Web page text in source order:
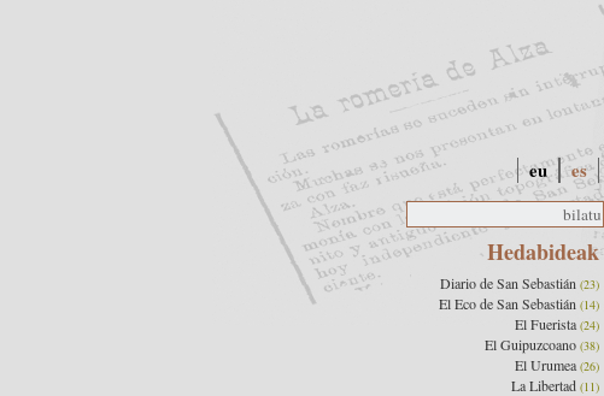
eu es
Hedabideak
Diario de San Sebastián (23)
El Eco de San Sebastián (14)
El Fuerista (24)
El Guipuzcoano (38)
El Urumea (26)
La Libertad (11)